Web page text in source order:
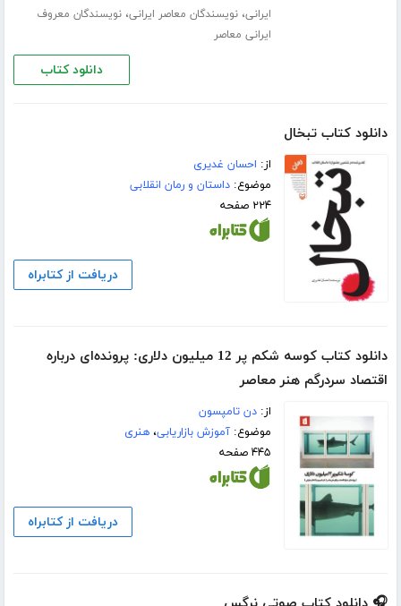
ایرانی،نویسندگان معاصر ایرانی،نویسندگان معروف
ایرانی معاصر
دانلود کتاب
دانلود کتاب تبخال
از: احسان غدیری
موضوع:داستان و رمان انقلابی
۲۲۴ صفحه
دریافت از کتابراه
دانلود کتاب کوسه شکم پر 12 میلیون دلاری: پرونده‌ای درباره
اقتصاد سردرگم هنر معاصر
از:دن تامپسون
موضوع:آموزش بازاریابی،هنری
۴۴۵ صفحه
دریافت از کتابراه